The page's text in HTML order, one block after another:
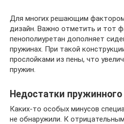
Для многих решающим
дизайн. Важно отметить и тот
пенополиуретан дополняет
пружинах. При такой
прослойками из пены, что
пружин.
Недостатки
Каких-то особых минусов
не обнаружили. К